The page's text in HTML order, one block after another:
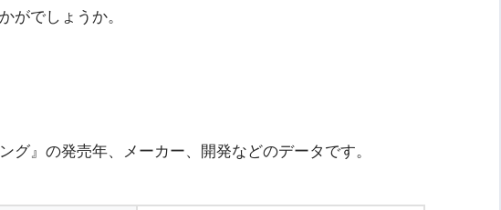
がでしょうか。
グ』の発売年、メーカー、開発などのデータです。